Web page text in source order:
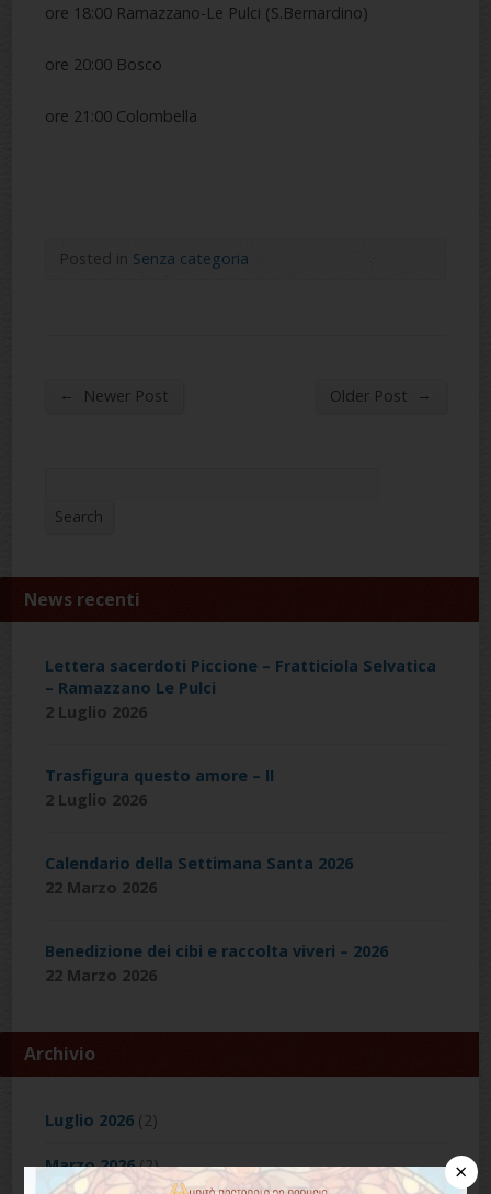
ore 18:00 Ramazzano-Le Pulci (S.Bernardino)
ore 20:00 Bosco
ore 21:00 Colombella
Posted in Senza categoria
← Newer Post Older Post →
Search
News recenti
Lettera sacerdoti Piccione – Fratticiola Selvatica
– Ramazzano Le Pulci
2 Luglio 2026
Trasfigura questo amore – II
2 Luglio 2026
Calendario della Settimana Santa 2026
22 Marzo 2026
Benedizione dei cibi e raccolta viveri – 2026
22 Marzo 2026
Archivio
Luglio 2026 (2)
Marzo 2026(2) ×